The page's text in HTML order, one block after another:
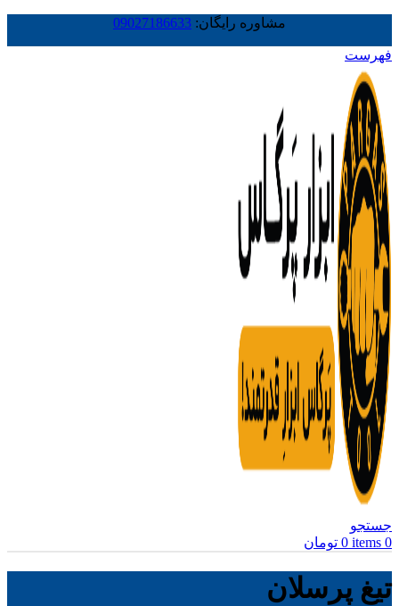
مشاوره رایگان: 09027186633
فهرست
جستجو
0
items
0 تومان
تیغ پرسلان